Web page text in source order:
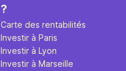
ce secret
études et
?
Carte des rentabilités
Investir à Paris
Investir à Lyon
Investir à Marseille